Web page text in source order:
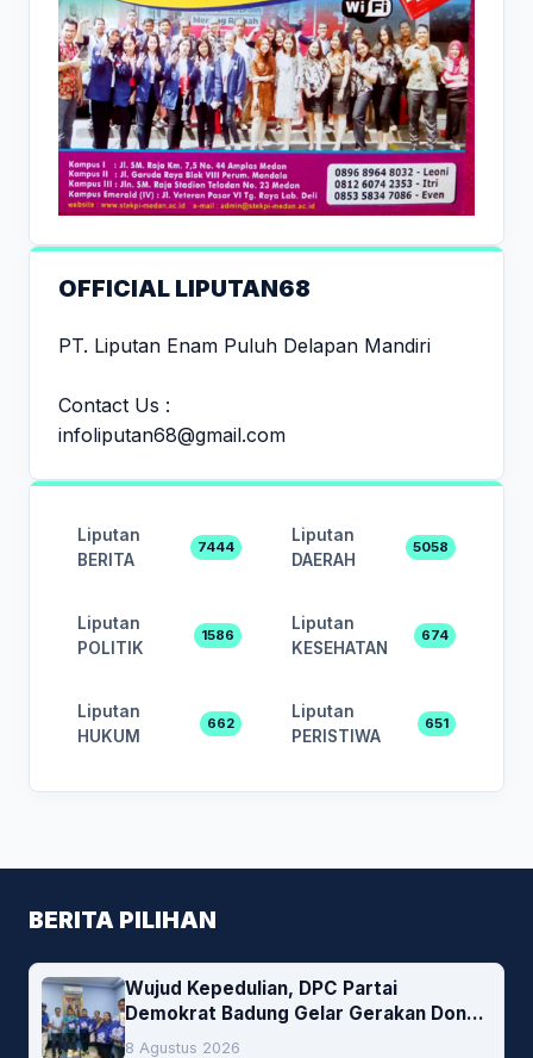
OFFICIAL LIPUTAN68
PT. Liputan Enam Puluh Delapan Mandiri
Contact Us :
infoliputan68@gmail.com
Liputan
BERITA
7444
Liputan
DAERAH
5058
Liputan
POLITIK
1586
Liputan
KESEHATAN
674
Liputan
HUKUM
662
Liputan
PERISTIWA
651
BERITA PILIHAN
Wujud Kepedulian, DPC Partai
Demokrat Badung Gelar Gerakan Donor
Darah
8 Agustus 2026